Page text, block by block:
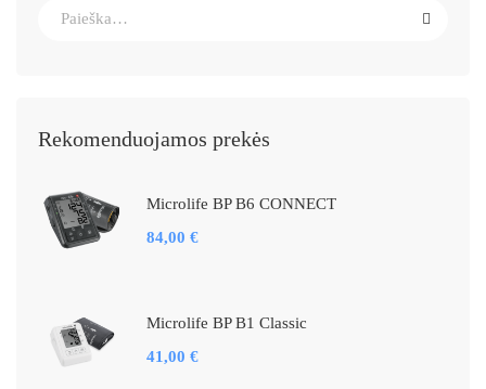
Search
Rekomenduojamos prekės
Microlife BP B6 CONNECT
84,00 €
Microlife BP B1 Classic
41,00 €